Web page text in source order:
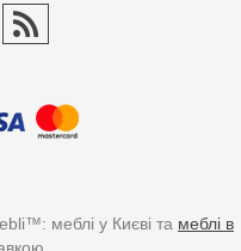
меблі у Києві та меблі в